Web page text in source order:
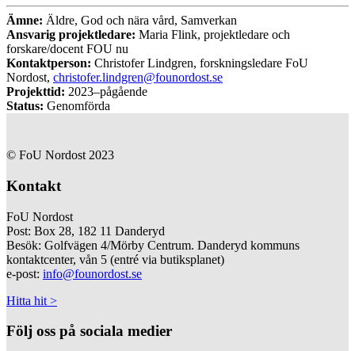
Ämne: Äldre, God och nära vård, Samverkan
Ansvarig projektledare: Maria Flink, projektledare och
forskare/docent FOU nu
Kontaktperson: Christofer Lindgren, forskningsledare FoU
Nordost, christofer.lindgren@founordost.se
Projekttid: 2023–pågående
Status: Genomförda
© FoU Nordost 2023
Kontakt
FoU Nordost
Post: Box 28, 182 11 Danderyd
Besök: Golfvägen 4/Mörby Centrum. Danderyd kommuns
kontaktcenter, vån 5 (entré via butiksplanet)
e-post: info@founordost.se
Hitta hit >
Följ oss på sociala medier